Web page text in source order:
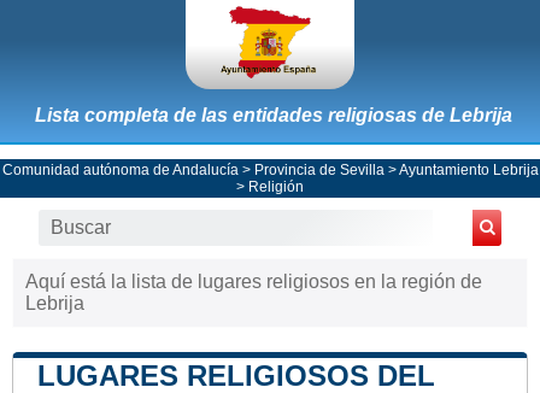
Lista completa de las entidades religiosas de Lebrija
Comunidad autónoma de Andalucía > Provincia de Sevilla >Ayuntamiento Lebrija
> Religión
Aquí está la lista de lugares religiosos en la región de
Lebrija
LUGARES RELIGIOSOS DEL